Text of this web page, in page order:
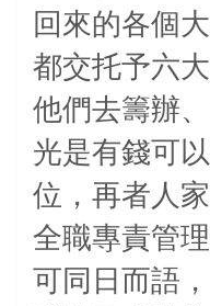
回來的各個
都交托予六
他們去籌辦
光是有錢可
位，再者人
全職專責管
可同日而語